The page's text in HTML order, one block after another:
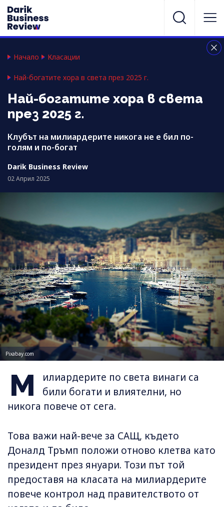
Начало Класации
Най-богатите хора в света през 2025 г.
Най-богатите хора в света
през 2025 г.
Клубът на милиардерите никога не е бил по-
голям и по-богат
Darik Business Review
02 Април 2025
Pixabay.com
М
илиардерите по света винаги са
били богати и влиятелни, но
никога повече от сега.
Това важи най-вече за САЩ, където
Доналд Тръмп положи отново клетва като
президент през януари. Този път той
предоставя на класата на милиардерите
повече контрол над правителството от